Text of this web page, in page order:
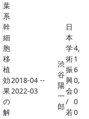
葉
系
幹
細
胞
移
植
効
果
の
解
2018-04 --
2022-03
渋
谷
陽
一
郎
日
本
学
術
振
興
会
/
若
4,
1
6
0,
0
0
0